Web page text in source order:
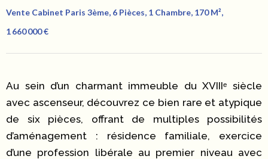
Vente Cabinet Paris 3ème, 6 Pièces, 1 Chambre, 170 M²,
1 660 000 €
Au sein d’un charmant immeuble du XVIIIᵉ siècle
avec ascenseur, découvrez ce bien rare et atypique
de six pièces, offrant de multiples possibilités
d’aménagement : résidence familiale, exercice
d’une profession libérale au premier niveau avec